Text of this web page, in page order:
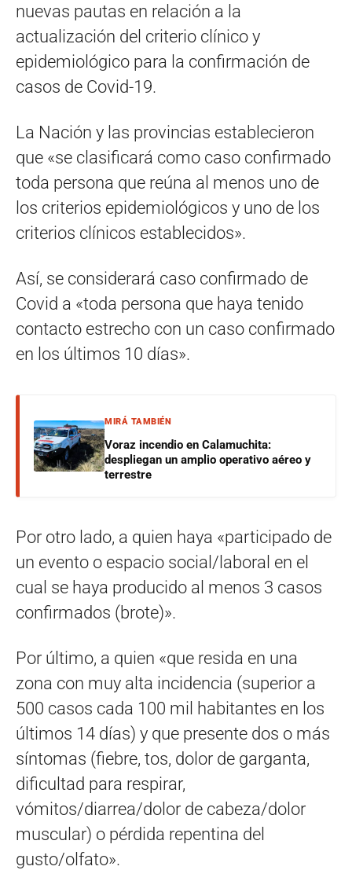
nuevas pautas en relación a la
actualización del criterio clínico y
epidemiológico para la confirmación de
casos de Covid-19.
La Nación y las provincias establecieron
que «se clasificará como caso confirmado
toda persona que reúna al menos uno de
los criterios epidemiológicos y uno de los
criterios clínicos establecidos».
Así, se considerará caso confirmado de
Covid a «toda persona que haya tenido
contacto estrecho con un caso confirmado
en los últimos 10 días».
MIRÁ TAMBIÉN
Voraz incendio en Calamuchita:
despliegan un amplio operativo aéreo y
terrestre
Por otro lado, a quien haya «participado de
un evento o espacio social/laboral en el
cual se haya producido al menos 3 casos
confirmados (brote)».
Por último, a quien «que resida en una
zona con muy alta incidencia (superior a
500 casos cada 100 mil habitantes en los
últimos 14 días) y que presente dos o más
síntomas (fiebre, tos, dolor de garganta,
dificultad para respirar,
vómitos/diarrea/dolor de cabeza/dolor
muscular) o pérdida repentina del
gusto/olfato».